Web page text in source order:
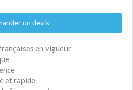
un devis
en vigueur
et rapide